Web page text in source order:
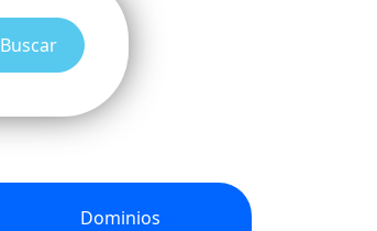
Buscar
Dominios PHP